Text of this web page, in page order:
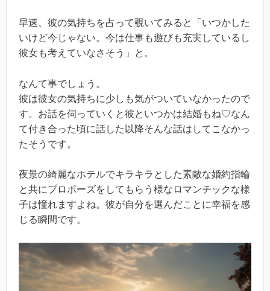
早速、彼の気持ちを占って覗いてみると「いつかした
いけど今じゃない。今は仕事も遊びも充実しているし
彼女も考えていなさそう」と。
なんて事でしょう。
彼は彼女の気持ちに少しも気がついていなかったので
す。お話を伺っていくと彼といつかは結婚もね♡なん
て付き合った頃に話した以降そんな話はしてこなかっ
たそうです。
夜景の綺麗なホテルでキラキラとした素敵な婚約指輪
と共にプロポーズをしてもらう様なロマンチックな様
子は憧れますよね。彼が自分を選んだことに幸福を感
じる瞬間です。